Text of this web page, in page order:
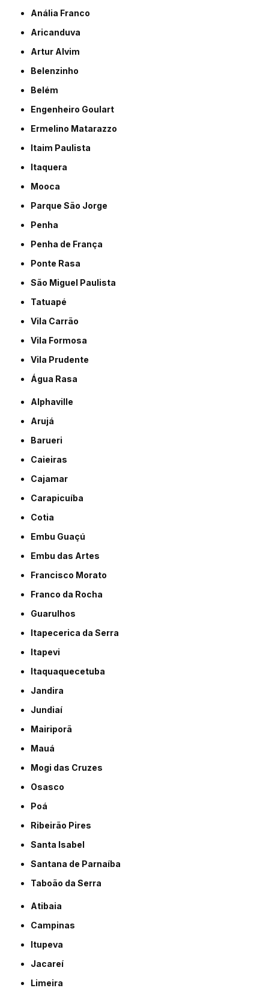
Anália Franco
Aricanduva
Artur Alvim
Belenzinho
Belém
Engenheiro Goulart
Ermelino Matarazzo
Itaim Paulista
Itaquera
Mooca
Parque São Jorge
Penha
Penha de França
Ponte Rasa
São Miguel Paulista
Tatuapé
Vila Carrão
Vila Formosa
Vila Prudente
Água Rasa
Alphaville
Arujá
Barueri
Caieiras
Cajamar
Carapicuíba
Cotia
Embu Guaçú
Embu das Artes
Francisco Morato
Franco da Rocha
Guarulhos
Itapecerica da Serra
Itapevi
Itaquaquecetuba
Jandira
Jundiaí
Mairiporã
Mauá
Mogi das Cruzes
Osasco
Poá
Ribeirão Pires
Santa Isabel
Santana de Parnaíba
Taboão da Serra
Atibaia
Campinas
Itupeva
Jacareí
Limeira